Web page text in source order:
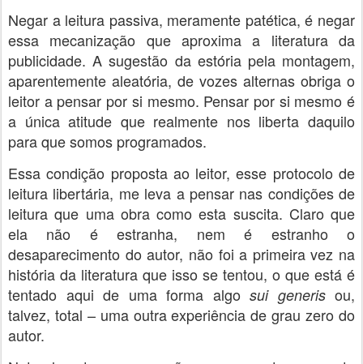
Negar a leitura passiva, meramente patética, é negar
essa mecanização que aproxima a literatura da
publicidade. A sugestão da estória pela montagem,
aparentemente aleatória, de vozes alternas obriga o
leitor a pensar por si mesmo. Pensar por si mesmo é
a única atitude que realmente nos liberta daquilo
para que somos programados.
Essa condição proposta ao leitor, esse protocolo de
leitura libertária, me leva a pensar nas condições de
leitura que uma obra como esta suscita. Claro que
ela não é estranha, nem é estranho o
desaparecimento do autor, não foi a primeira vez na
história da literatura que isso se tentou, o que está é
tentado aqui de uma forma algo sui generisou,
talvez, total – uma outra experiência de grau zero do
autor.